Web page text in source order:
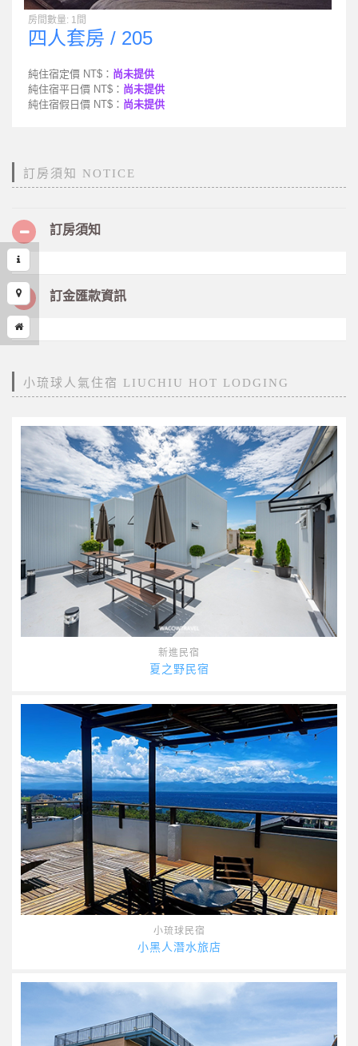
房間數量: 1間
四人套房 / 205
純住宿定價 NT$： 尚未提供
純住宿平日價 NT$： 尚未提供
純住宿假日價 NT$： 尚未提供
訂房須知 NOTICE
訂房須知
訂金匯款資訊
小琉球人氣住宿 LIUCHIU HOT LODGING
新進民宿
夏之野民宿
小琉球民宿
小黑人潛水旅店